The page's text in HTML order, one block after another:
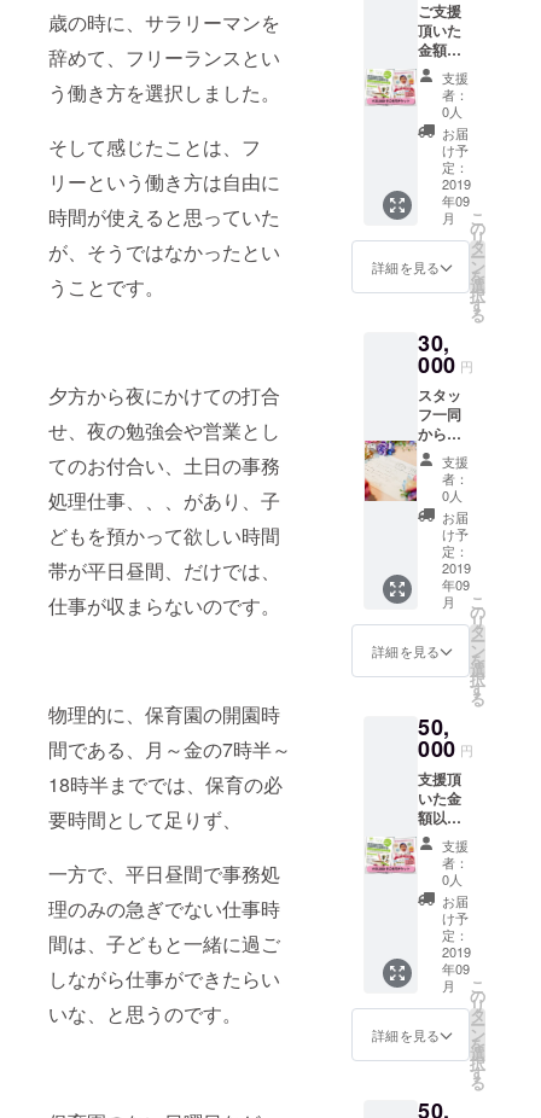
歳の時に、サラリーマンを
辞めて、フリーランスとい
う働き方を選択しました。
そして感じたことは、フ
リーという働き方は自由に
時間が使えると思っていた
が、そうではなかったとい
うことです。
夕方から夜にかけての打合
せ、夜の勉強会や営業とし
てのお付合い、土日の事務
処理仕事、、、があり、子
どもを預かって欲しい時間
帯が平日昼間、だけでは、
仕事が収まらないのです。
物理的に、保育園の開園時
間である、月～金の7時半～
18時半まででは、保育の必
要時間として足りず、
一方で、平日昼間で事務処
理のみの急ぎでない仕事時
間は、子どもと一緒に過ご
しながら仕事ができたらい
いな、と思うのです。
す。要
予約 ※
有効期
限1年 ※
入会手
続き、
入会費
用が別
途にか
かる場
合があ
りま
す。ご
了承く
500円単
位とな
す。お
つりは
出ませ
ん。
支援者
のお名
前とお
写真
（頂け
た場合
に）の
掲載と
共に、
ご支援
者の利
用者へ
のメッ
セージ
（6か月
間） ※
支援
時、必
ず備考
欄にご
希望の
お名前
をご記
入くだ
さい。
ご支援
頂いた
金額以
上の
サービ
スとな
りま
す！ ぜ
ひ、ご
利用く
ださ
い。 ・
コワー
キング
スペー
ス利用
飲食販
売、物
販、イ
ベント
会費、
にはご
利用で
きませ
育園一
時保育
利用券
（8か
月-2歳
児ま
で）
※園児の
みの利
用とな
りま
す。要
予約 ※
入会手
続き、
入会費
用等が
かかる
場合が
ありま
すの
で、ご
了承く
ださ
い。 ご
500円単
りま
支援
者：
0人
お届
け予
定：
2019
年09
月
詳細を見る
こ
の
リ
タ
ー
ン
を
選
択
す
る
30,
000 円
スタッ
フ一同
からの
お礼の
お手紙
とオリ
ジナル
ステッ
カー、
利用者
様から
のご意
見や感
想も送
ります
（2
また、
施設内
に、ご
支援者
のお名
前とお
写真
（頂け
た場合
に）の
掲載と
共に、
ご支援
者の利
用者様
への
メッ
す。
支援
者：
0人
お届
け予
定：
2019
年09
月
詳細を見る
こ
の
リ
タ
ー
ン
を
選
択
す
る
50,
000 円
支援頂
いた金
額以上
のサー
ビスと
なりま
す！ ぜ
ひ、ご
利用く
ださ
い。 ・
コワー
キング
スペー
ス利用
券 ※
売、物
支援
者：
0人
お届
け予
定：
2019
年09
月
詳細を見る
こ
の
リ
タ
ー
ン
を
選
択
す
る
50,